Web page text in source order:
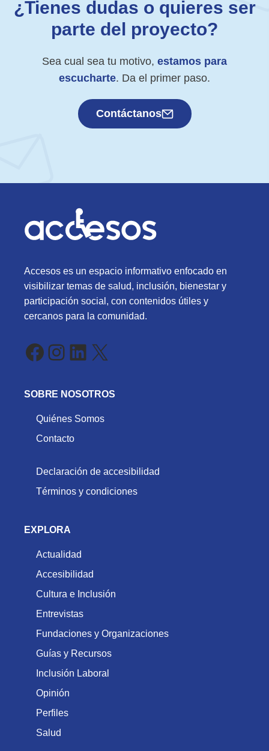
¿Tienes dudas o quieres ser
parte del proyecto?
Sea cual sea tu motivo, estamos para
escucharte. Da el primer paso.
Contáctanos
Accesos es un espacio informativo enfocado en
visibilizar temas de salud, inclusión, bienestar y
participación social, con contenidos útiles y
cercanos para la comunidad.
Facebook
Instagram
LinkedIn
X
SOBRE NOSOTROS
Quiénes Somos
Contacto
Declaración de accesibilidad
Términos y condiciones
EXPLORA
Actualidad
Accesibilidad
Cultura e Inclusión
Entrevistas
Fundaciones y Organizaciones
Guías y Recursos
Inclusión Laboral
Opinión
Perfiles
Salud